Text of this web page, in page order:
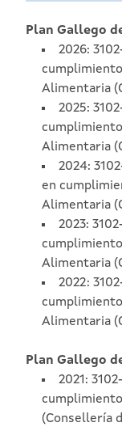
Plan Gallego
2026:
Alimentaria
2025:
Alimentaria
2024:
en
Alimentaria
2023:
Alimentaria
2022:
Alimentaria
Plan Gallego
2021:
(Consellería